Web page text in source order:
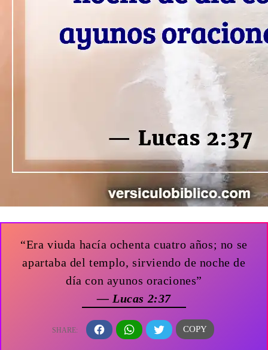
“Era viuda hacía ochenta cuatro años; no se
apartaba del templo, sirviendo de noche de
día con ayunos oraciones”
— Lucas 2:37